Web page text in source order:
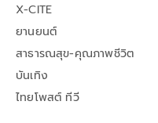
X-CITE
ยานยนต์
สาธารณสุข-คุณภาพชีวิต
บันเทิง
ไทยโพสต์ ทีวี